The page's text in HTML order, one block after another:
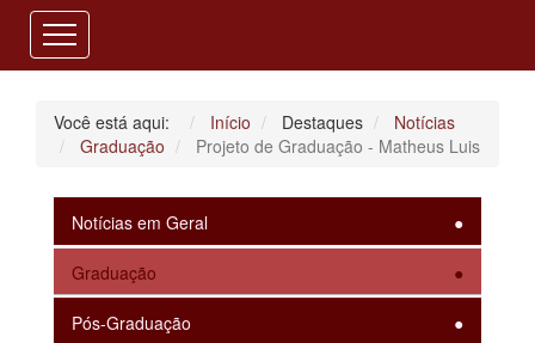
Você está aqui: Início Destaques
Notícias
Graduação
Projeto de Graduação - Matheus Luis
Notícias em Geral
Graduação
Pós-Graduação